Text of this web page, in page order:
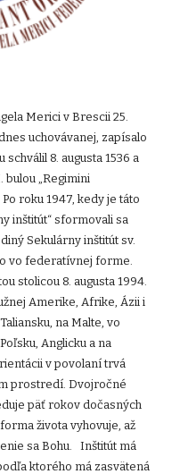
Merici v Brescii 25.
uchovávanej, zapísalo
8. augusta 1536 a
„Regimini
roku 1947, kedy je táto
inštitút“ sformovali sa
Sekulárny inštitút sv.
vo federatívnej forme.
stolicou 8. augusta 1994.
Amerike, Afrike, Ázii i
na Malte, vo
Anglicku a na
v povolaní trvá
prostredí. Dvojročné
päť rokov dočasných
života vyhovuje, až
sa Bohu. Inštitút má
ktorého má zasvätená